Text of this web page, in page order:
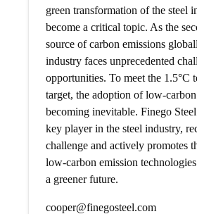
green transformation of the steel
become a critical topic. As the
source of carbon emissions
industry faces unprecedented
opportunities. To meet the 1.5°C
target, the adoption of low-
becoming inevitable. Finego
key player in the steel industry,
challenge and actively promotes
low-carbon emission
a greener future.
cooper@finegosteel.com